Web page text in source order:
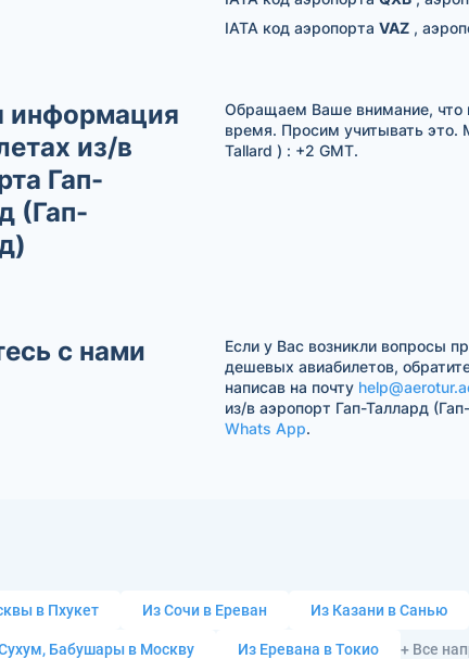
IATA код аэропорта VAZ,
информация
из/в
Гап-
(Гап-
Обращаем Ваше внимание, что
время. Просим учитывать это.
Tallard ) : +2 GMT.
с нами
Если у Вас возникли вопросы
дешевых авиабилетов,
написав на почту
из/в аэропорт Гап-Таллард
Whats App.
в Пхукет Из Сочи в Ереван Из Казани в Санью
Бабушары в Москву Из Еревана в Токио + Все